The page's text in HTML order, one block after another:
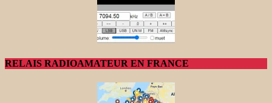
RELAIS RADIOAMATEUR EN FRANCE